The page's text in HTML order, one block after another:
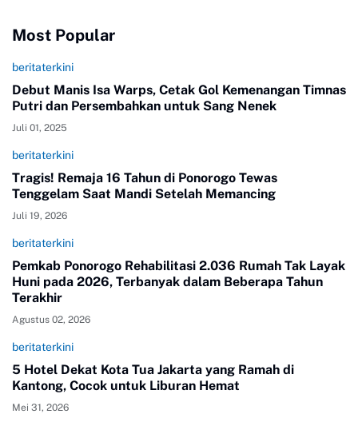
Most Popular
beritaterkini
Debut Manis Isa Warps, Cetak Gol Kemenangan Timnas
Putri dan Persembahkan untuk Sang Nenek
Juli 01, 2025
beritaterkini
Tragis! Remaja 16 Tahun di Ponorogo Tewas
Tenggelam Saat Mandi Setelah Memancing
Juli 19, 2026
beritaterkini
Pemkab Ponorogo Rehabilitasi 2.036 Rumah Tak Layak
Huni pada 2026, Terbanyak dalam Beberapa Tahun
Terakhir
Agustus 02, 2026
beritaterkini
5 Hotel Dekat Kota Tua Jakarta yang Ramah di
Kantong, Cocok untuk Liburan Hemat
Mei 31, 2026